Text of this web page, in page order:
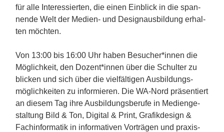
für alle Inter­es­sier­ten, die einen Einblick in die span­
nende Welt der Medien- und Design­aus­bil­dung erhal­
ten möch­ten.
Von 13:00 bis 16:00 Uhr haben Besucher*innen die
Möglich­keit, den Dozent*innen über die Schul­ter zu
blicken und sich über die viel­fäl­ti­gen Ausbil­dungs­
mög­lich­kei­ten zu infor­mie­ren. Die WA-Nord präsen­tiert
an diesem Tag ihre Ausbil­dungs­be­rufe in Medi­en­ge­
stal­tung Bild & Ton, Digi­tal & Print, Grafik­de­sign &
Fach­in­for­ma­tik in infor­ma­ti­ven Vorträ­gen und praxis­